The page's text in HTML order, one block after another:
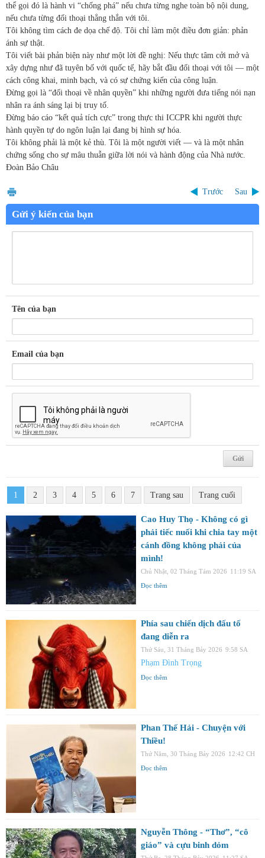
thể gọi đó là hành vi “chống phá” nếu chưa từng nghe toàn bộ nội dung,
nếu chưa từng đối thoại thẳng thắn với tôi.
Tôi không tìm cách đe dọa chế độ. Tôi chỉ làm một điều đơn giản: phản
ánh sự thật.
Tôi viết bài phản biện này như một lời đề nghị: Nếu thực tâm cởi mở và
xây dựng như đã tuyên bố với quốc tế, hãy bắt đầu đối thoại với tôi — một
cách công khai, minh bạch, và có sự chứng kiến của công luận.
Đừng gọi là “đối thoại về nhân quyền” khi những người đưa tiếng nói nạn
nhân ra ánh sáng lại bị truy tố.
Đừng báo cáo “kết quả tích cực” trong thực thi ICCPR khi người thực
hành quyền tự do ngôn luận lại đang bị hình sự hóa.
Tôi không phải là một kẻ thù. Tôi là một người viết — và là một nhân
chứng sống cho sự mâu thuẫn giữa lời nói và hành động của Nhà nước.
Đoàn Bảo Châu
Trước Sau
Gửi ý kiến của bạn
Tên của bạn
Email của bạn
1 2 3 4 5 6 7 Trang sau Trang cuối
Cao Huy Thọ - Không có gì
phải tiếc nuối khi chia tay một
cánh đồng không phải của
mình!
Chủ Nhật, 02 Tháng Tám 2026 11:19 SA
Đọc thêm
Phía sau chiến dịch đấu tố
đang diễn ra
Thứ Sáu, 31 Tháng Bảy 2026 9:58 SA
Phạm Đình Trọng
Đọc thêm
Phan Thế Hải - Chuyện với
Thiều!
Thứ Năm, 30 Tháng Bảy 2026 12:42 CH
Đọc thêm
Nguyễn Thông - “Thơ”, “cô
giáo” và cựu binh dỏm